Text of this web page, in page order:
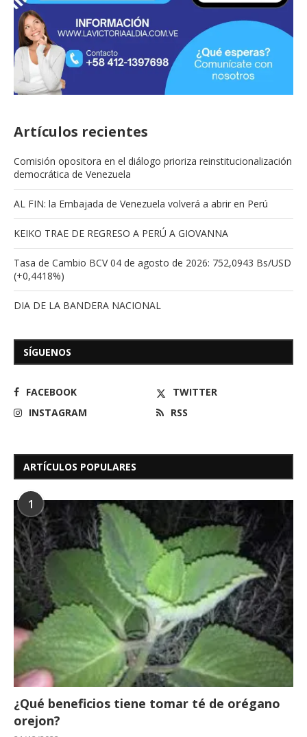
Artículos recientes
Comisión opositora en el diálogo prioriza reinstitucionalización
democrática de Venezuela
AL FIN: la Embajada de Venezuela volverá a abrir en Perú
KEIKO TRAE DE REGRESO A PERÚ A GIOVANNA
Tasa de Cambio BCV 04 de agosto de 2026: 752,0943 Bs/USD
(+0,4418%)
DIA DE LA BANDERA NACIONAL
SÍGUENOS
FACEBOOK
TWITTER
INSTAGRAM
RSS
ARTÍCULOS POPULARES
1
¿Qué beneficios tiene tomar té de orégano
orejon?